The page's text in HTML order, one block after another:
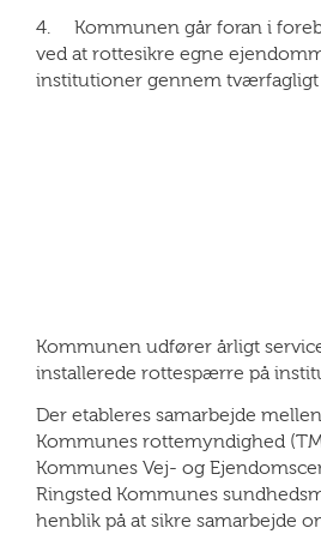
4. Kommunen går foran i
ved at rottesikre egne
institutioner gennem tværfagligt
Kommunen udfører årligt
installerede rottespærre på
Der etableres samarbejde
Kommunes rottemyndighed
Kommunes Vej- og
Ringsted Kommunes
henblik på at sikre samarbejde